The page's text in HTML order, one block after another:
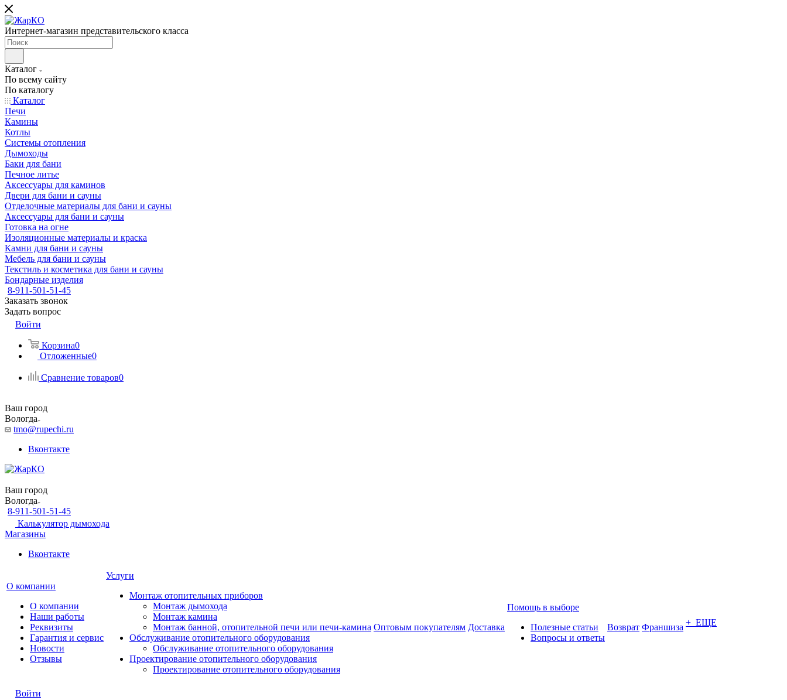
Интернет-магазин представительского класса
Каталог
По всему сайту
По каталогу
Каталог
Печи
Камины
Котлы
Системы отопления
Дымоходы
Баки для бани
Печное литье
Аксессуары для каминов
Двери для бани и сауны
Отделочные материалы для бани и сауны
Аксессуары для бани и сауны
Готовка на огне
Изоляционные материалы и краска
Камни для бани и сауны
Мебель для бани и сауны
Текстиль и косметика для бани и сауны
Бондарные изделия
8-911-501-51-45
Заказать звонок
Задать вопрос
Войти
Корзина0
Отложенные0
Сравнение товаров0
Ваш город
Вологда
tmo@rupechi.ru
Вконтакте
Ваш город
Вологда
8-911-501-51-45
Калькулятор дымохода
Магазины
Вконтакте
О компании
О компании
Наши работы
Реквизиты
Гарантия и сервис
Новости
Отзывы
Услуги
Монтаж отопительных приборов
Монтаж дымохода
Монтаж камина
Монтаж банной, отопительной печи или печи-камина
Обслуживание отопительного оборудования
Обслуживание отопительного оборудования
Проектирование отопительного оборудования
Проектирование отопительного оборудования
Оптовым покупателям Доставка
Помощь в выборе
Полезные статьи
Вопросы и ответы
Возврат Франшиза + ЕЩЕ
Войти